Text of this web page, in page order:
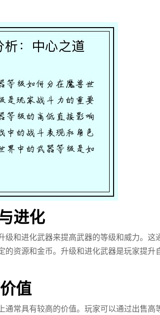
进化
级和进化武器来提高武器的等级和威力。这
的资源和金币。升级和进化武器是玩家提升
值
通常具有较高的价值。玩家可以通过出售高